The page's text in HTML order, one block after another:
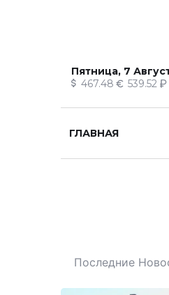
Пятница, 7
467.48 539.52
ГЛАВНАЯ
Последние